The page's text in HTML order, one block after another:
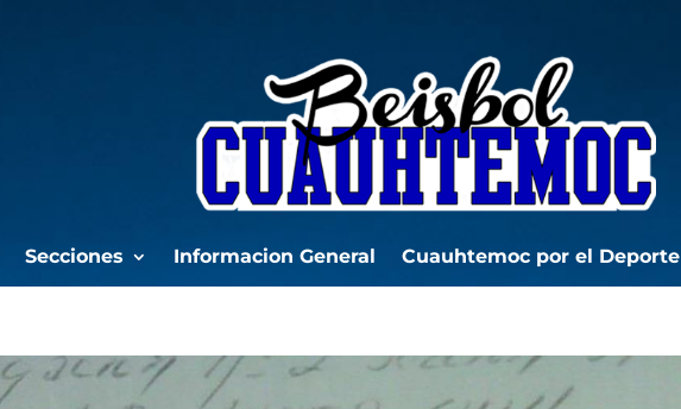
Secciones Informacion General Cuauhtemoc por el Deporte